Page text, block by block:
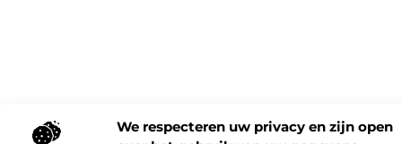
We respecteren uw privacy en zijn open